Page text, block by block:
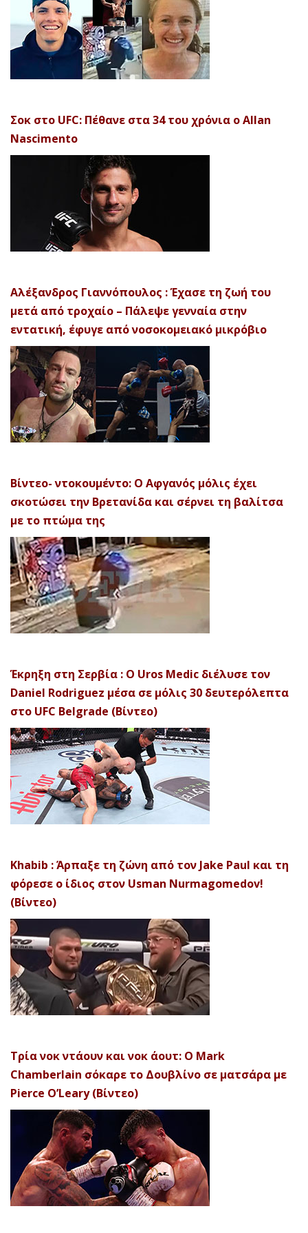
Σοκ στο UFC: Πέθανε στα 34 του χρόνια ο Allan
Nascimento
Αλέξανδρος Γιαννόπουλος : Έχασε τη ζωή του
μετά από τροχαίο – Πάλεψε γενναία στην
εντατική, έφυγε από νοσοκομειακό μικρόβιο
Βίντεο- ντοκουμέντο: Ο Αφγανός μόλις έχει
σκοτώσει την Βρετανίδα και σέρνει τη βαλίτσα
με το πτώμα της
Έκρηξη στη Σερβία : Ο Uros Medic διέλυσε τον
Daniel Rodriguez μέσα σε μόλις 30 δευτερόλεπτα
στο UFC Belgrade (Βίντεο)
Khabib : Άρπαξε τη ζώνη από τον Jake Paul και τη
φόρεσε ο ίδιος στον Usman Nurmagomedov!
(Βίντεο)
Τρία νοκ ντάουν και νοκ άουτ: Ο Mark
Chamberlain σόκαρε το Δουβλίνο σε ματσάρα με
Pierce O’Leary (Βίντεο)